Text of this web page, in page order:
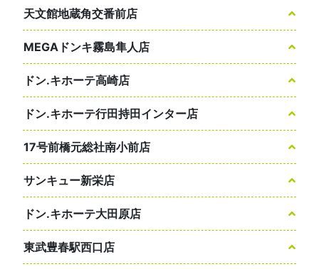
天文館地蔵角交番前店
MEGAドンキ霧島隼人店
ドン.キホーテ高崎店
ドン.キホーテ行田持田インター店
17号前橋元総社南小前店
サンキュー新栄店
ドン.キホーテ大田原店
東武豊春駅西口店